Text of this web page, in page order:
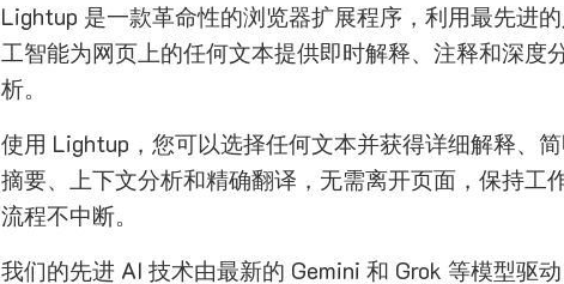
Lightup 是一款革命性的浏览器扩展程序，利用最先进的
工智能为网页上的任何文本提供即时解释、注释和深度
析。
使用 Lightup，您可以选择任何文本并获得详细解释、
摘要、上下文分析和精确翻译，无需离开页面，保持工
流程不中断。
我们的先进 AI 技术由最新的 Gemini 和 Grok 等模型驱动